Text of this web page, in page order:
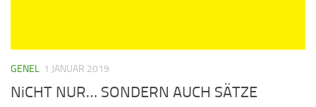
GENEL 1 JANUAR 2019
NiCHT NUR… SONDERN AUCH SÄTZE